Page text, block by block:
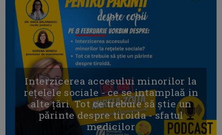
Interzicerea accesului minorilor la
rețelele sociale - ce se intamplaă in
alte țări. Tot ce trebuie să știe un
părinte despre tiroida - sfatul
medicilor